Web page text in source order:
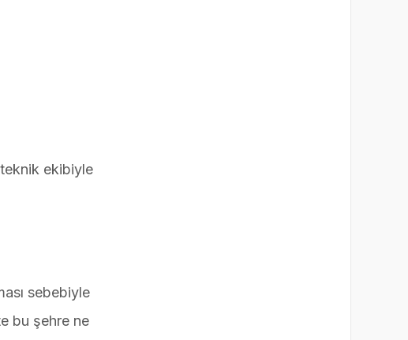
teknik ekibiyle
sebebiyle
bu şehre ne